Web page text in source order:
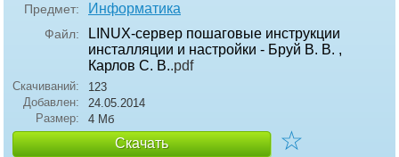
Предмет: Информатика
Файл:
LINUX-сервер пошаговые инструкции
инсталляции и настройки - Бруй В. В. ,
Карлов С. В..pdf
Скачиваний:
123
Добавлен:
24.05.2014
Размер:
4 Мб
Скачать ☆